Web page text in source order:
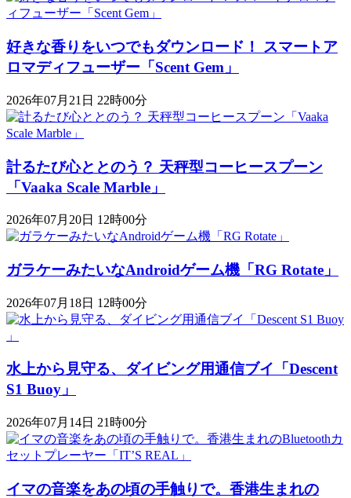
好きな香りをいつでもダウンロード！ スマートア
ロマディフューザー「Scent Gem」
2026年07月21日 22時00分
計るたび心ととのう？ 天秤型コーヒースプーン
「Vaaka Scale Marble」
2026年07月20日 12時00分
ガラケーみたいなAndroidゲーム機「RG Rotate」
2026年07月18日 12時00分
水上から見守る、ダイビング用通信ブイ「Descent
S1 Buoy​​」
2026年07月14日 21時00分
イマの音楽をあの頃の手触りで。香港生まれの